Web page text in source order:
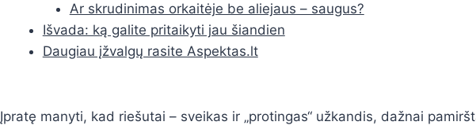
Ar skrudinimas orkaitėje be aliejaus – saugus?
Išvada: ką galite pritaikyti jau šiandien
Daugiau įžvalgų rasite Aspektas.lt
Įpratę manyti, kad riešutai – sveikas ir „protingas“ užkandis, dažnai